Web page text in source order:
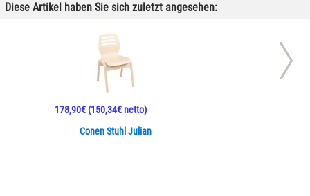
Diese Artikel haben Sie sich zuletzt angesehen:
Conen Stuhl Julian
178,90€(150,34€ netto)